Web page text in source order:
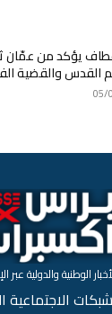
يؤكد من عمّان
القدس والقضية
05/
الوطنية والدولية عبر